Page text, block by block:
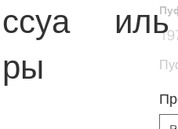
ссуа
ры
ильцена